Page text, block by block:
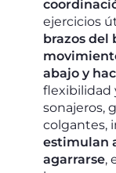
ejercicios
brazos del
abajo y
flexibilidad
sonajeros,
colgantes,
estimulan
agarrarse,